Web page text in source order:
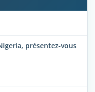
présentez-vous